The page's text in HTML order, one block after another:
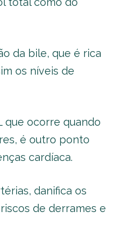
da bile, que é rica
os níveis de
que ocorre quando
é outro ponto
cardíaca.
danifica os
de derrames e